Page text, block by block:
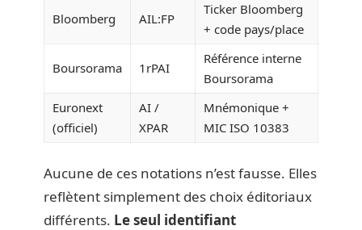
Bloomberg AIL:FP
Ticker Bloomberg
+ code pays/place
Boursorama 1rPAI
Référence interne
Boursorama
Euronext
(officiel)
AI /
XPAR
Mnémonique +
MIC ISO 10383
Aucune de ces notations n’est fausse. Elles
reflètent simplement des choix éditoriaux
différents. Le seul identifiant